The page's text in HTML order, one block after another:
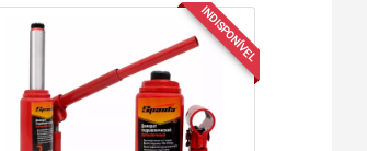
INDISPONÍVEL